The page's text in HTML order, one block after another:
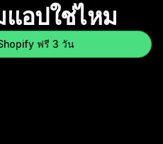
แอปใช่ไหม
ฟรี 3 วัน